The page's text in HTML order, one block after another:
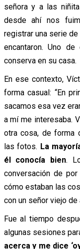
señora y a las
desde ahí nos
registrar una serie
encantaron. Uno
conserva en su casa.
En ese contexto,
forma casual: “En
sacamos esa vez
a mí me interesaba.
otra cosa, de forma
las fotos. La
él conocía bien.
conversación de
cómo estaban las
con un señor viejo de
Fue al tiempo
algunas sesiones
acerca y me dice